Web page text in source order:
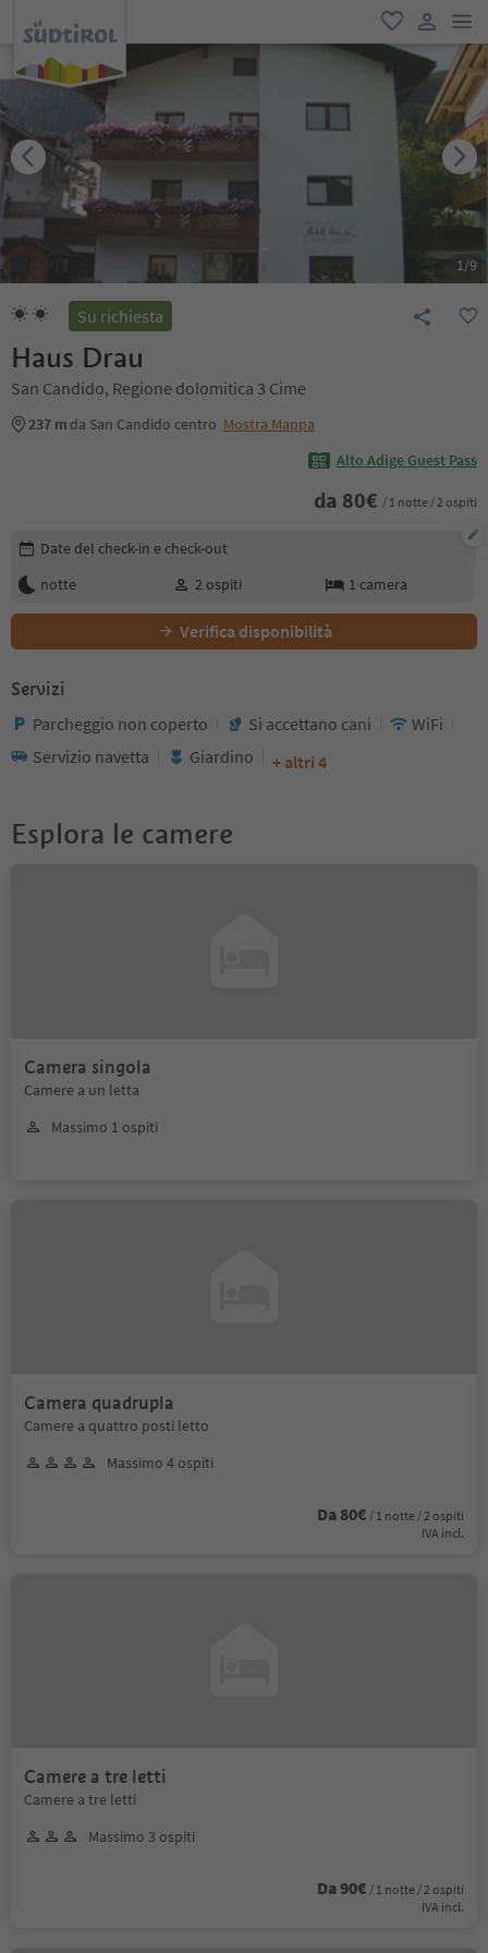
favoriti
user link
1/9
Su richiesta
Haus Drau
San Candido, Regione dolomitica 3 Cime
237 m da San Candido centro Mostra Mappa
Alto Adige Guest Pass
da 80€ / 1 notte / 2 ospiti
Modifica i dettagli della prenotazione
Date del check-in e check-out
notte
2 ospiti 1 camera
Verifica disponibilità
Servizi
Parcheggio non coperto Si accettano cani
WiFi
Servizio navetta
Giardino + altri 4
Esplora le camere
Camera singola
Camere a un letta
Massimo 1 ospiti
Camera quadrupla
Camere a quattro posti letto
Massimo 4 ospiti
Da 80€ / 1 notte / 2 ospiti
IVA incl.
Camere a tre letti
Camere a tre letti
Massimo 3 ospiti
Da 90€ / 1 notte / 2 ospiti
IVA incl.